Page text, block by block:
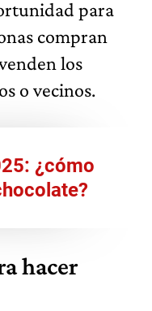
para
compran
los
o vecinos.
¿cómo
hacer